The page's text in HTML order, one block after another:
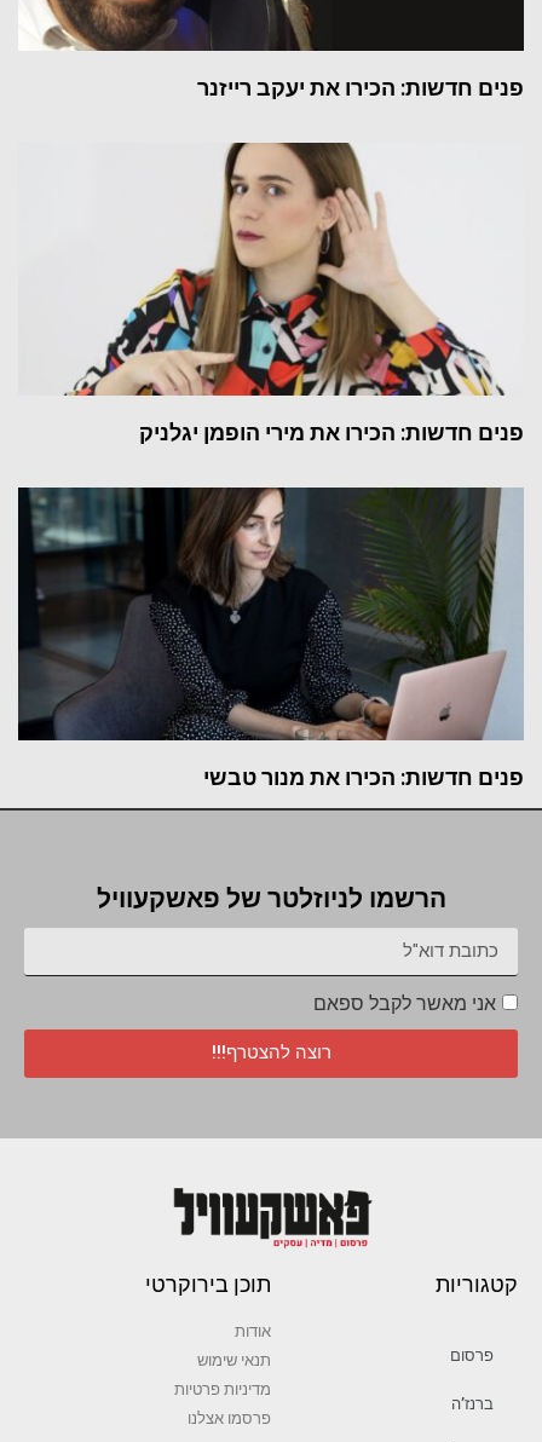
פנים חדשות: הכירו את יעקב רייזנר
פנים חדשות: הכירו את מירי הופמן יגלניק
פנים חדשות: הכירו את מנור טבשי
הרשמו לניוזלטר של פאשקעוויל
אני מאשר לקבל ספאם
רוצה להצטרף!!!
קטגוריות
פרסום
ברנז’ה
תוכן בירוקרטי
אודות
תנאי שימוש
מדיניות פרטיות
פרסמו אצלנו